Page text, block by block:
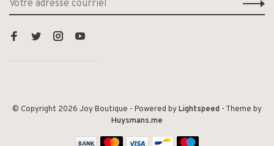
© Copyright 2026 Joy Boutique - Powered byLightspeed - Theme by
Huysmans.me